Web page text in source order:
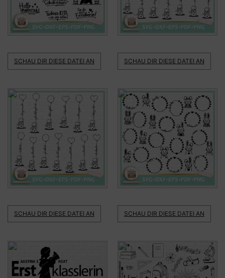
SCHAU DIR DIESE DATEI AN SCHAU DIR DIESE DATEI AN
SCHAU DIR DIESE DATEI AN SCHAU DIR DIESE DATEI AN